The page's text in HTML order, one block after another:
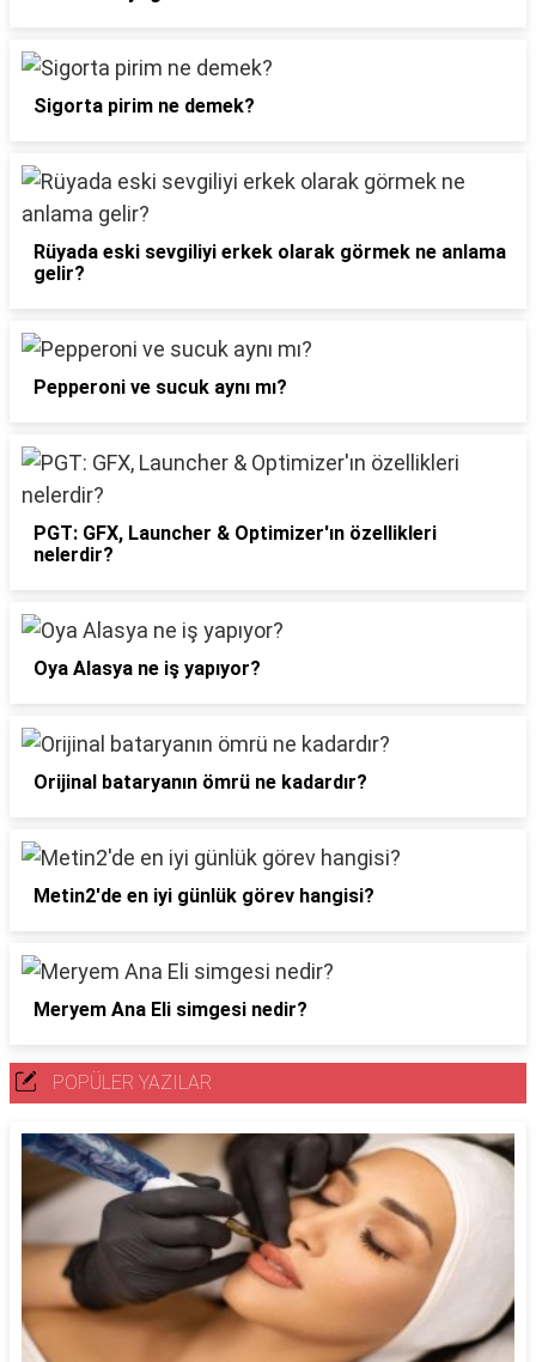
Sigorta pirim ne demek?
Rüyada eski sevgiliyi erkek olarak görmek ne anlama
gelir?
Pepperoni ve sucuk aynı mı?
PGT: GFX, Launcher & Optimizer'ın özellikleri
nelerdir?
Oya Alasya ne iş yapıyor?
Orijinal bataryanın ömrü ne kadardır?
Metin2'de en iyi günlük görev hangisi?
Meryem Ana Eli simgesi nedir?
POPÜLER YAZILAR